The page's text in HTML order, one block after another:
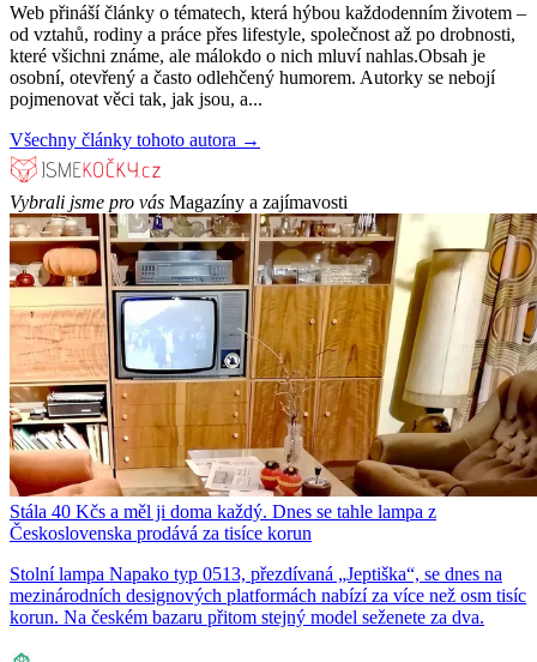
Web přináší články o tématech, která hýbou každodenním životem –
od vztahů, rodiny a práce přes lifestyle, společnost až po drobnosti,
které všichni známe, ale málokdo o nich mluví nahlas.Obsah je
osobní, otevřený a často odlehčený humorem. Autorky se nebojí
pojmenovat věci tak, jak jsou, a...
Všechny články tohoto autora →
Vybrali jsme pro vás Magazíny a zajímavosti
Stála 40 Kčs a měl ji doma každý. Dnes se tahle lampa z
Československa prodává za tisíce korun
Stolní lampa Napako typ 0513, přezdívaná „Jeptiška“, se dnes na
mezinárodních designových platformách nabízí za více než osm tisíc
korun. Na českém bazaru přitom stejný model seženete za dva.